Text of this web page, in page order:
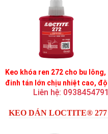
Keo khóa ren 272 cho bu lông,
đinh tán lớn chịu nhiệt cao, độ
bền cao, độ nhớt trung bình
Liên hệ: 0938454791
KEO DÁN LOCTITE® 277